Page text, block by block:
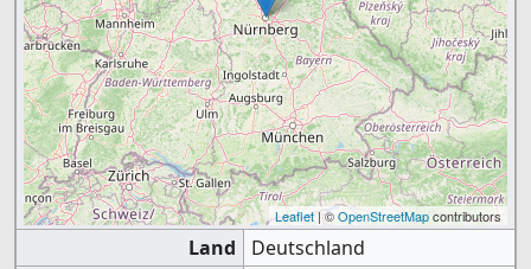
Leaflet| ©OpenStreetMapcontributors
Land
Deutschland